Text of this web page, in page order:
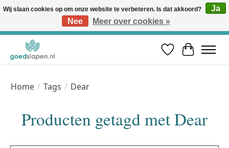
Vóór 12u besteld, volgende werkdag in huis* | Gratis verzending vanaf €50 | Professioneel slaapadvies
Verlanglijst
Home / Tags / Dear
Producten getagd met Dear
Wij slaan cookies op om onze website te verbeteren. Is dat akkoord?
Ja
Nee
Meer over cookies »